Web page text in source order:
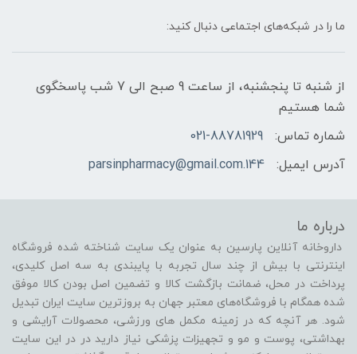
ما را در شبکه‌های اجتماعی دنبال کنید:
از شنبه تا پنجشنبه، از ساعت 9 صبح الی 7 شب پاسخگوی
شما هستیم
شماره تماس:
021-88781929
آدرس ایمیل:
144.parsinpharmacy@gmail.com
درباره ما
داروخانه آنلاین پارسین به عنوان یک سایت شناخته شده فروشگاه
اینترنتی با بیش از چند سال تجربه با پایبندی به سه اصل کلیدی،
پرداخت در محل، ضمانت بازگشت کالا و تضمین اصل بودن کالا موفق
شده همگام با فروشگاه‌های معتبر جهان به بروزترین سایت ایران تبدیل
شود. هر آنچه که در زمینه مکمل های ورزشی، محصولات آرایشی و
بهداشتی، پوست و مو و تجهیزات پزشکی نیاز دارید در در این سایت